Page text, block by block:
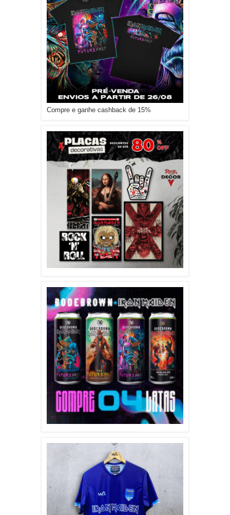
Compre e ganhe cashback de 15%